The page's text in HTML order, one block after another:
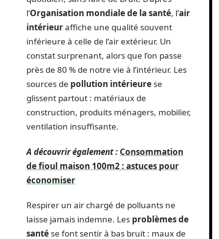
l’Organisation mondiale de la santé, l’air
intérieuraffiche une qualité souvent
inférieure à celle de l’air extérieur. Un
constat surprenant, alors que l’on passe
près de 80 % de notre vie à l’intérieur. Les
sources de pollution intérieure se
glissent partout : matériaux de
construction, produits ménagers, mobilier,
ventilation insuffisante.
A découvrir également : Consommation
de fioul maison 100m2 : astuces pour
économiser
Respirer un air chargé de polluants ne
laisse jamais indemne. Les problèmes de
santé se font sentir à bas bruit : maux de